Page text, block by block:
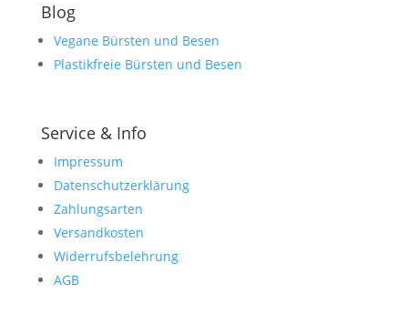
Blog
Vegane Bürsten und Besen
Plastikfreie Bürsten und Besen
Service & Info
Impressum
Datenschutzerklärung
Zahlungsarten
Versandkosten
Widerrufsbelehrung
AGB